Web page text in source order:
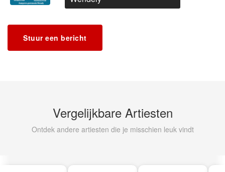
Stuur een bericht
Vergelijkbare Artiesten
Ontdek andere artiesten die je misschien leuk vindt